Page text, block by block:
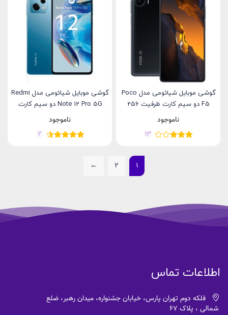
گوشی موبایل شیائومی مدل Poco
F5 دو سیم کارت ظرفیت 256
گیگابایت و رم 12 گیگابایت - گلوبالناموجود
13
گوشی موبایل شیائومی مدل Redmi
Note 12 Pro 5G دو سیم کارت
ناموجود
2
1
2
←
اطلاعات تماس
فلکه دوم تهران پارس، خیابان جشنواره، میدان رهبر، ضلع
شمالی ، پلاک 67